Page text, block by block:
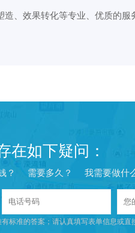
、效果转化等专业、优质的服
在如下疑问：
？ 需要多久？ 我需要做什
标准的答案；请认真填写表单信息或直